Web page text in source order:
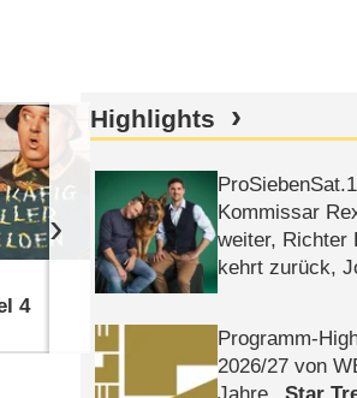
Bild: CBS
4
›
Highlights
Kommissar
weiter, Richter
kehrt zurück,
Programm-
2026/​27 von
Jahre
Star